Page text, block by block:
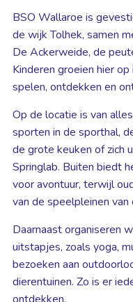
BSO Wallaroe is
de wijk Tolhek, samen
De Ackerweide, de
Kinderen groeien hier
spelen, ontdekken en
Op de locatie is van
sporten in de sporthal,
de grote keuken of zich
Springlab. Buiten biedt
voor avontuur, terwijl
van de speelpleinen
Daarnaast organiseren
uitstapjes, zoals yoga,
bezoeken aan
dierentuinen. Zo is er